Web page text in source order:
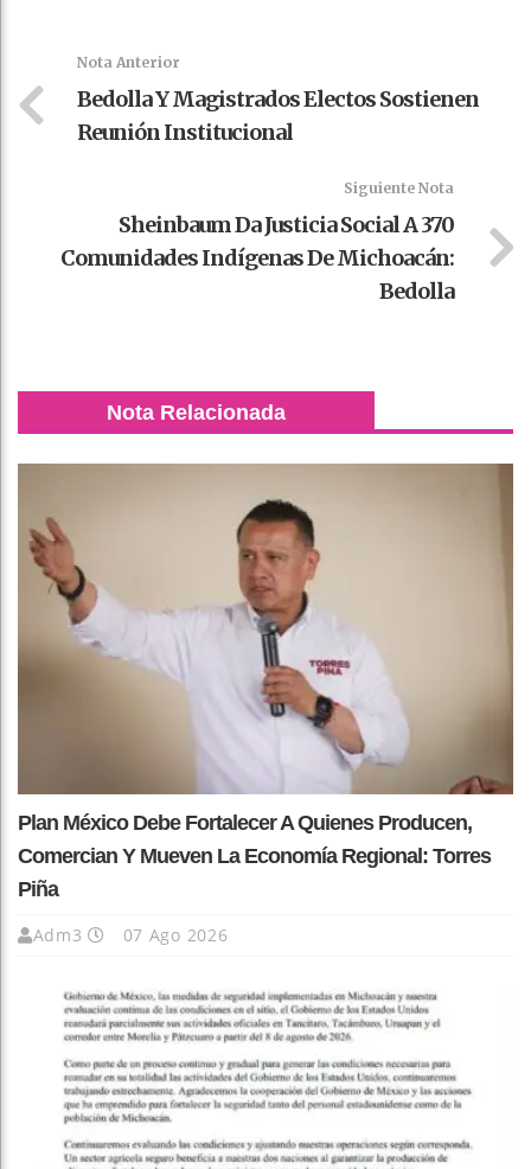
Nota Anterior
Bedolla Y Magistrados Electos Sostienen
Reunión Institucional
Siguiente Nota
Sheinbaum Da Justicia Social A 370
Comunidades Indígenas De Michoacán:
Bedolla
Nota Relacionada
Plan México Debe Fortalecer A Quienes Producen,
Comercian Y Mueven La Economía Regional: Torres
Piña
Adm3 07 Ago 2026